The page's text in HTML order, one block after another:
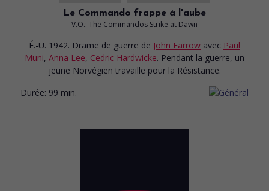
Le Commando frappe à l'aube
V.O.: The Commandos Strike at Dawn
É.-U. 1942. Drame de guerre de John Farrow avec Paul
Muni, Anna Lee, Cedric Hardwicke. Pendant la guerre, un
jeune Norvégien travaille pour la Résistance.
Durée: 99 min.